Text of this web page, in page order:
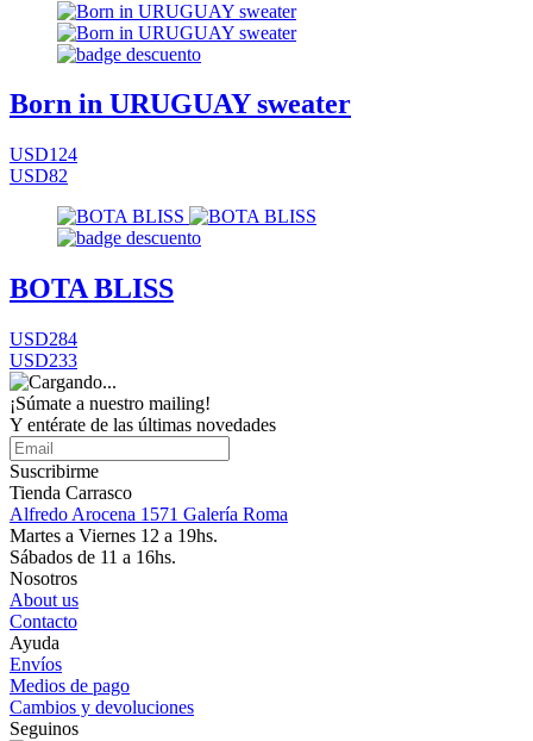
Born in URUGUAY sweater
USD124
USD82
BOTA BLISS
USD284
USD233
¡Súmate a nuestro mailing!
Y entérate de las últimas novedades
Suscribirme
Tienda Carrasco
Alfredo Arocena 1571 Galería Roma
Martes a Viernes 12 a 19hs.
Sábados de 11 a 16hs.
Nosotros
About us
Contacto
Ayuda
Envíos
Medios de pago
Cambios y devoluciones
Seguinos